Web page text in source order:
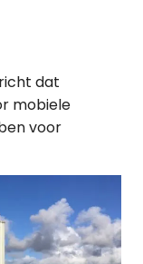
dat
mobiele
voor